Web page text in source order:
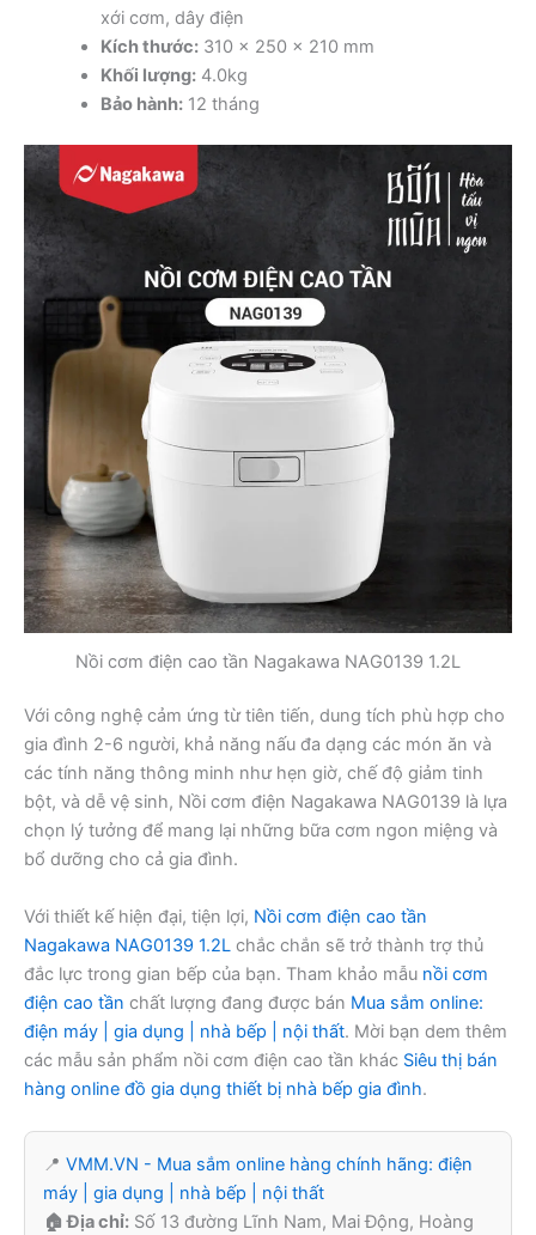
xới cơm, dây điện
Kích thước:310 x 250 x 210 mm
Khối lượng:4.0kg
Bảo hành:12 tháng
Nồi cơm điện cao tần Nagakawa NAG0139 1.2L
Với công nghệ cảm ứng từ tiên tiến, dung tích phù hợp cho
gia đình 2-6 người, khả năng nấu đa dạng các món ăn và
các tính năng thông minh như hẹn giờ, chế độ giảm tinh
bột, và dễ vệ sinh, Nồi cơm điện Nagakawa NAG0139 là lựa
chọn lý tưởng để mang lại những bữa cơm ngon miệng và
bổ dưỡng cho cả gia đình.
Với thiết kế hiện đại, tiện lợi, Nồi cơm điện cao tần
Nagakawa NAG0139 1.2L chắc chắn sẽ trở thành trợ thủ
đắc lực trong gian bếp của bạn. Tham khảo mẫu nồi cơm
điện cao tần chất lượng đang được bán Mua sắm online:
điện máy | gia dụng | nhà bếp | nội thất. Mời bạn dem thêm
các mẫu sản phẩm nồi cơm điện cao tần khác Siêu thị bán
hàng online đồ gia dụng thiết bị nhà bếp gia đình.
📍 VMM.VN - Mua sắm online hàng chính hãng: điện
máy | gia dụng | nhà bếp | nội thất
🏠 Địa chỉ: Số 13 đường Lĩnh Nam, Mai Động, Hoàng